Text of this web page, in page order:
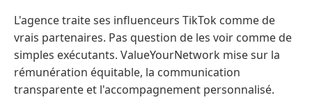
L'agence traite ses influenceurs TikTok comme de
vrais partenaires. Pas question de les voir comme de
simples exécutants. ValueYourNetwork mise sur la
rémunération équitable, la communication
transparente et l'accompagnement personnalisé.